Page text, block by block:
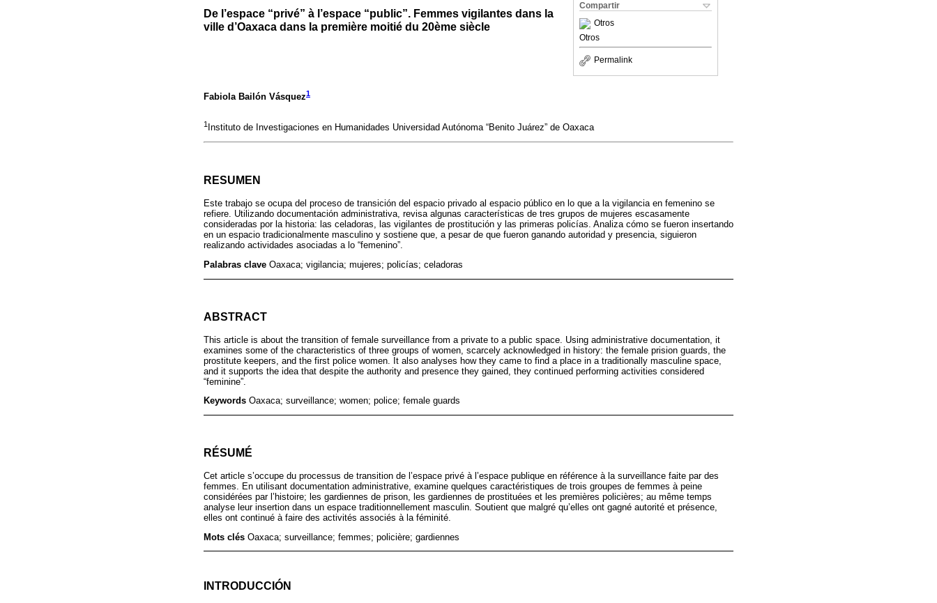
Compartir
Otros
Otros
Permalink
De l’espace “privé” à l’espace “public”. Femmes vigilantes dans la
ville d’Oaxaca dans la première moitié du 20ème siècle
Fabiola Bailón Vásquez1
1 Instituto de Investigaciones en Humanidades Universidad Autónoma “Benito Juárez” de Oaxaca
RESUMEN
Este trabajo se ocupa del proceso de transición del espacio privado al espacio público en lo que a la vigilancia en femenino se
refiere. Utilizando documentación administrativa, revisa algunas características de tres grupos de mujeres escasamente
consideradas por la historia: las celadoras, las vigilantes de prostitución y las primeras policías. Analiza cómo se fueron insertando
en un espacio tradicionalmente masculino y sostiene que, a pesar de que fueron ganando autoridad y presencia, siguieron
realizando actividades asociadas a lo “femenino”.
Palabras clave Oaxaca; vigilancia; mujeres; policías; celadoras
ABSTRACT
This article is about the transition of female surveillance from a private to a public space. Using administrative documentation, it
examines some of the characteristics of three groups of women, scarcely acknowledged in history: the female prision guards, the
prostitute keepers, and the first police women. It also analyses how they came to find a place in a traditionally masculine space,
and it supports the idea that despite the authority and presence they gained, they continued performing activities considered
“feminine”.
Keywords Oaxaca; surveillance; women; police; female guards
RÉSUMÉ
Cet article s’occupe du processus de transition de l’espace privé à l’espace publique en référence à la surveillance faite par des
femmes. En utilisant documentation administrative, examine quelques caractéristiques de trois groupes de femmes à peine
considérées par l’histoire; les gardiennes de prison, les gardiennes de prostituées et les premières policières; au même temps
analyse leur insertion dans un espace traditionnellement masculin. Soutient que malgré qu’elles ont gagné autorité et présence,
elles ont continué à faire des activités associés à la féminité.
Mots clés Oaxaca; surveillance; femmes; policière; gardiennes
INTRODUCCIÓN